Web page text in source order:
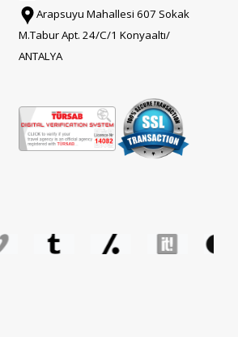
Arapsuyu Mahallesi 607 Sokak
M.Tabur Apt. 24/C/1 Konyaaltı/
ANTALYA